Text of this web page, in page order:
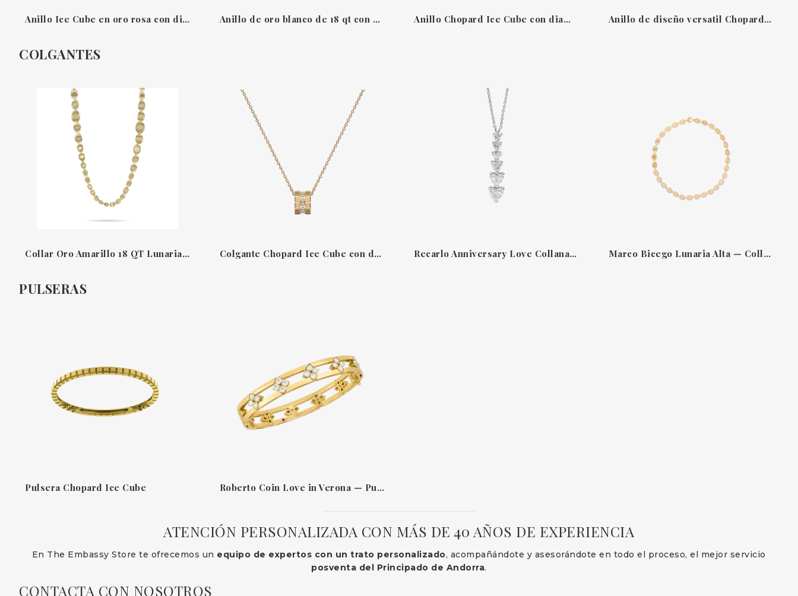
Anillo Ice Cube en oro rosa con diamante de 0,01 qt Chopard Anillo de oro blanco de 18 qt con diamantes escalonados talla brillante Recarlo Anillo Chopard Ice Cube con diamantes Anillo de diseño versatil Chopard Ice Cube con diamantes
COLGANTES
Collar Oro Amarillo 18 QT Lunaria Marco Bicego Colgante Chopard Ice Cube con diamantes Recarlo Anniversary Love Collana — Collar de oro blanco 18 kt con diamantes Marco Bicego Lunaria Alta — Collar de oro amarillo 18 kt y diamantes
PULSERAS
Pulsera Chopard Ice Cube Roberto Coin Love in Verona — Pulsera de oro amarillo 18 kt con diamantes
ATENCIÓN PERSONALIZADA CON MÁS DE 40 AÑOS DE EXPERIENCIA
En The Embassy Store te ofrecemos un equipo de expertos con un trato personalizado, acompañándote y asesorándote en todo el proceso, el mejor servicio
posventa del Principado de Andorra.
CONTACTA CON NOSOTROS